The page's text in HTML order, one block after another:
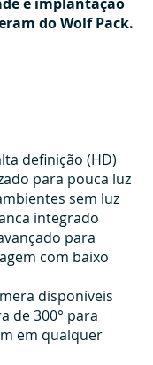
do Wolf Pack.
definição (HD)
para pouca luz
sem luz
integrado
para
com baixo
disponíveis
de 300° para
em qualquer